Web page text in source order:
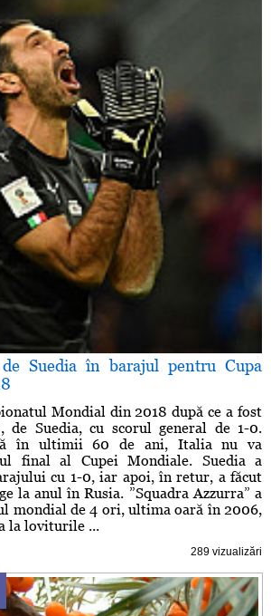
Suedia în barajul pentru Cupa
Mondial din 2018 după ce a fost
de Suedia, cu scorul general de 1-0.
în ultimii 60 de ani, Italia nu va
final al Cupei Mondiale. Suedia a
cu 1-0, iar apoi, în retur, a făcut
la anul în Rusia. ”Squadra Azzurra” a
mondial de 4 ori, ultima oară în 2006,
la loviturile ...
289 vizualizări